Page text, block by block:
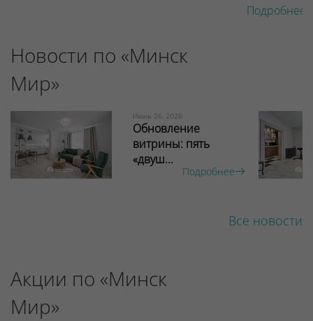
Подробнее
Новости по «Минск
Мир»
Июнь 26, 2026
Обновление
витрины: пять
«двуш...
Подробнее
Все новости
Акции по «Минск
Мир»